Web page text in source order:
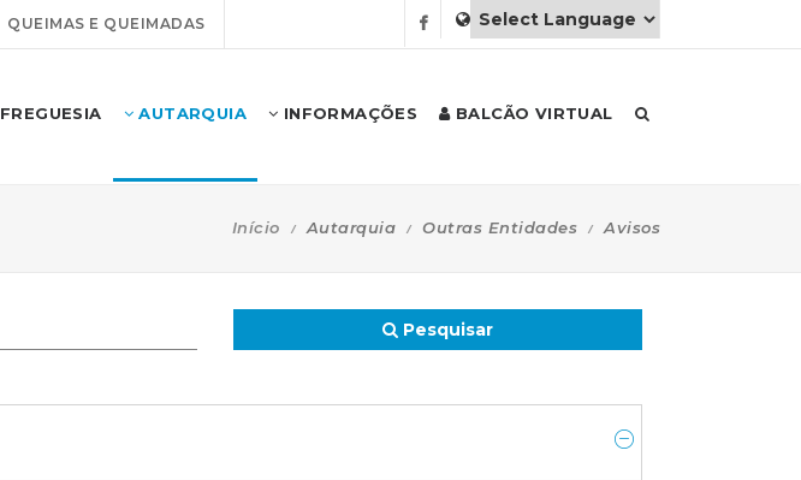
QUEIMAS E QUEIMADAS
FREGUESIA AUTARQUIA INFORMAÇÕES BALCÃO VIRTUAL
Início Autarquia Outras Entidades Avisos
Pesquisar